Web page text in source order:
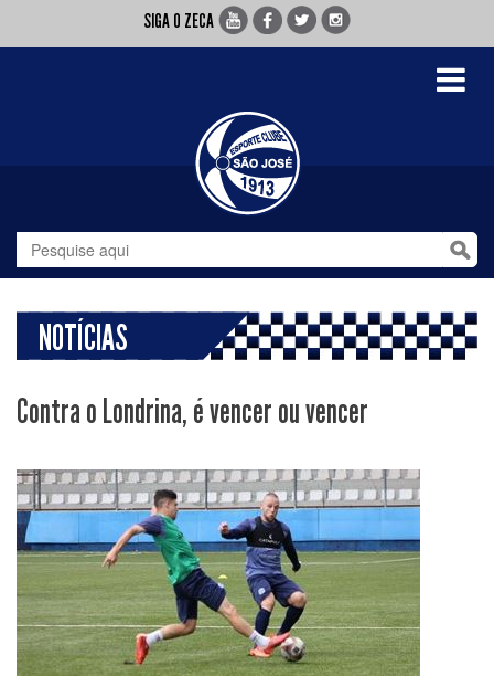
SIGA O ZECA
Toggle
NOTÍCIAS
Contra o Londrina, é vencer ou vencer